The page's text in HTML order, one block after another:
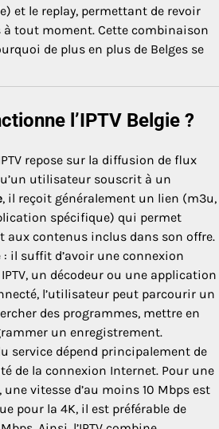
et le replay, permettant de revoir
à tout moment. Cette combinaison
de plus en plus de Belges se
l’IPTV Belgie ?
repose sur la diffusion de flux
utilisateur souscrit à un
, il reçoit généralement un lien (m3u,
spécifique) qui permet
aux contenus inclus dans son offre.
il suffit d’avoir une connexion
un décodeur ou une application
l’utilisateur peut parcourir un
des programmes, mettre en
un enregistrement.
service dépend principalement de
de la connexion Internet. Pour une
vitesse d’au moins 10 Mbps est
pour la 4K, il est préférable de